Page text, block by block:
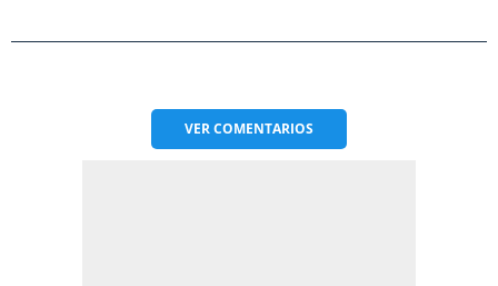
VERCOMENTARIOS